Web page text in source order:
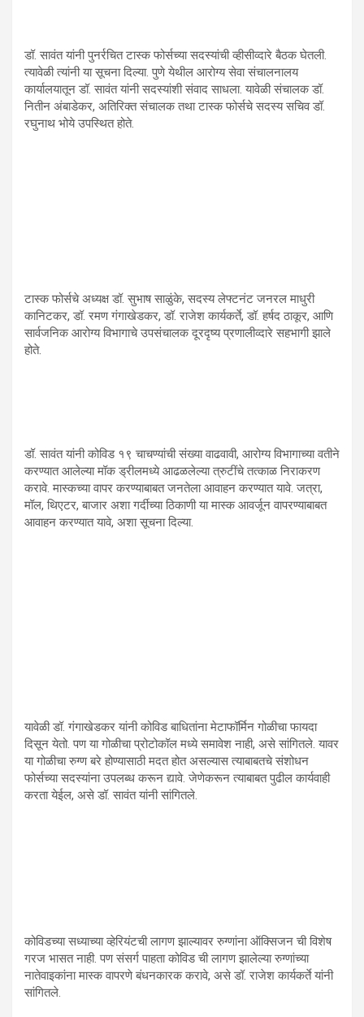
डॉ. सावंत यांनी पुनर्रचित टास्क फोर्सच्या सदस्यांची व्हीसीव्दारे बैठक घेतली.
त्यावेळी त्यांनी या सूचना दिल्या. पुणे येथील आरोग्य सेवा संचालनालय
कार्यालयातून डॉ. सावंत यांनी सदस्यांशी संवाद साधला. यावेळी संचालक डॉ.
नितीन अंबाडेकर, अतिरिक्त संचालक तथा टास्क फोर्सचे सदस्य सचिव डॉ.
रघुनाथ भोये उपस्थित होते.
टास्क फोर्सचे अध्यक्ष डॉ. सुभाष साळुंके, सदस्य लेफ्टनंट जनरल माधुरी
कानिटकर, डॉ. रमण गंगाखेडकर, डॉ. राजेश कार्यकर्ते, डॉ. हर्षद ठाकूर, आणि
सार्वजनिक आरोग्य विभागाचे उपसंचालक दूरदृष्य प्रणालीव्दारे सहभागी झाले
होते.
डॉ. सावंत यांनी कोविड १९ चाचण्यांची संख्या वाढवावी, आरोग्य विभागाच्या वतीने
करण्यात आलेल्या मॉक ड्रीलमध्ये आढळलेल्या त्रुटींचे तत्काळ निराकरण
करावे. मास्कच्या वापर करण्याबाबत जनतेला आवाहन करण्यात यावे. जत्रा,
मॉल, थिएटर, बाजार अशा गर्दीच्या ठिकाणी या मास्क आवर्जून वापरण्याबाबत
आवाहन करण्यात यावे, अशा सूचना दिल्या.
यावेळी डॉ. गंगाखेडकर यांनी कोविड बाधितांना मेटाफॉर्मिन गोळीचा फायदा
दिसून येतो. पण या गोळीचा प्रोटोकॉल मध्ये समावेश नाही, असे सांगितले. यावर
या गोळीचा रुग्ण बरे होण्यासाठी मदत होत असल्यास त्याबाबतचे संशोधन
फोर्सच्या सदस्यांना उपलब्ध करून द्यावे. जेणेकरून त्याबाबत पुढील कार्यवाही
करता येईल, असे डॉ. सावंत यांनी सांगितले.
कोविडच्या सध्याच्या व्हेरियंटची लागण झाल्यावर रुग्णांना ऑक्सिजन ची विशेष
गरज भासत नाही. पण संसर्ग पाहता कोविड ची लागण झालेल्या रुग्णांच्या
नातेवाइकांना मास्क वापरणे बंधनकारक करावे, असे डॉ. राजेश कार्यकर्ते यांनी
सांगितले.